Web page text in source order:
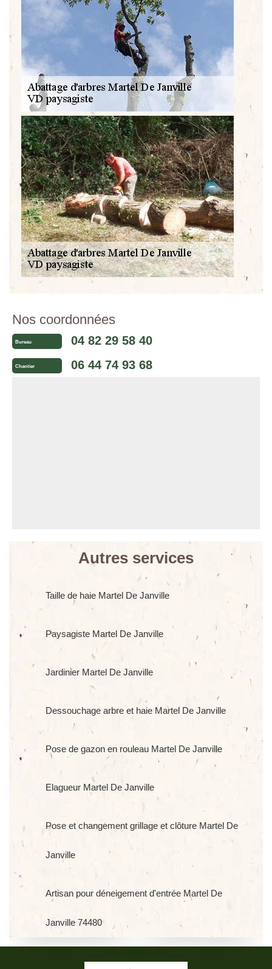
Nos coordonnées
Bureau 04 82 29 58 40
Chantier 06 44 74 93 68
Autres services
Taille de haie Martel De Janville
Paysagiste Martel De Janville
Jardinier Martel De Janville
Dessouchage arbre et haie Martel De Janville
Pose de gazon en rouleau Martel De Janville
Elagueur Martel De Janville
Pose et changement grillage et clôture Martel De
Janville
Artisan pour déneigement d'entrée Martel De
Janville 74480